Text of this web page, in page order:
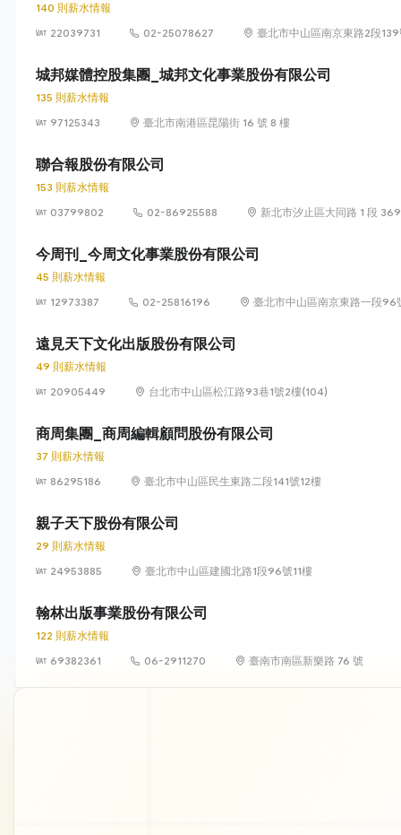
140 則薪水情報
22039731
02-25078627 臺北市中山區南京東路2段139
城邦媒體控股集團_城邦文化事業股份有限公司
135 則薪水情報
97125343
臺北市南港區昆陽街 16 號 8 樓
聯合報股份有限公司
153 則薪水情報
03799802
02-86925588 新北市汐止區大同路 1 段
今周刊_今周文化事業股份有限公司
45 則薪水情報
12973387
02-25816196 臺北市中山區南京東路一段96
遠見天下文化出版股份有限公司
49 則薪水情報
20905449
台北市中山區松江路93巷1號2樓(104)
商周集團_商周編輯顧問股份有限公司
37 則薪水情報
86295186
臺北市中山區民生東路二段141號12樓
親子天下股份有限公司
29 則薪水情報
24953885
臺北市中山區建國北路1段96號11樓
翰林出版事業股份有限公司
122 則薪水情報
69382361
06-2911270 臺南市南區新樂路 76 號